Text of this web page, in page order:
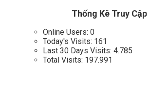
Thống Kê Truy Cập
Online Users: 0
Today's Visits: 161
Last 30 Days Visits: 4.785
Total Visits: 197.991